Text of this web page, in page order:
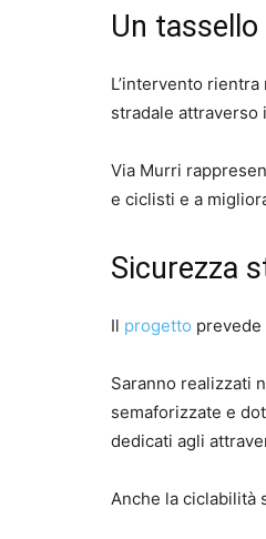
Un
L’intervento
stradale
Via Murri
e ciclisti e a
Sicurezza
Il progetto
Saranno realizzati
semaforizzate e
dedicati agli
Anche la ciclabilità